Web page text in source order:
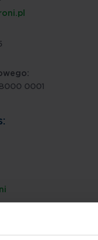
8000 0001